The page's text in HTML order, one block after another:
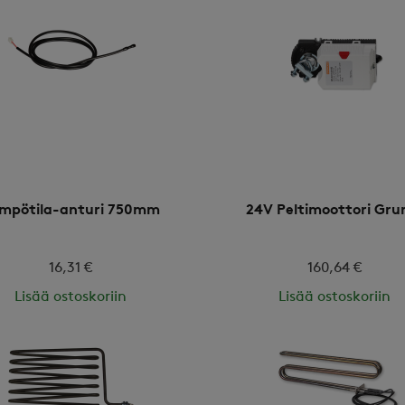
anturi 750mm
16,31 €
Lisää ostoskoriin
24V Peltimoottori
160,64 €
Lisää ostoskoriin